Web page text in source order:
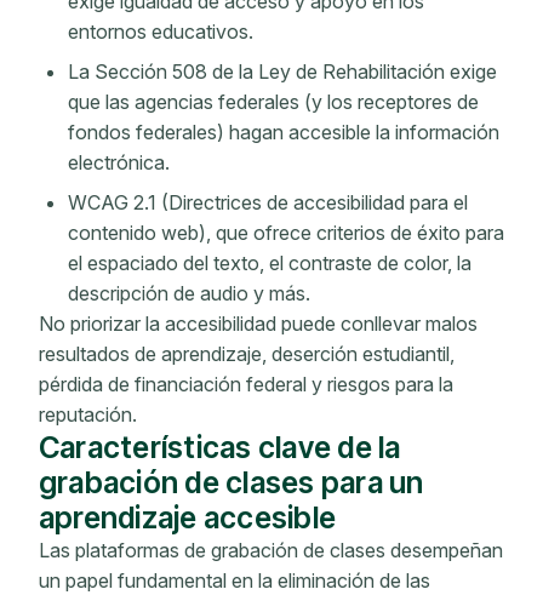
entornos educativos.
La Sección 508 de la Ley de Rehabilitación exige
que las agencias federales (y los receptores de
fondos federales) hagan accesible la información
electrónica.
WCAG 2.1 (Directrices de accesibilidad para el
contenido web), que ofrece criterios de éxito para
el espaciado del texto, el contraste de color, la
descripción de audio y más.
No priorizar la accesibilidad puede conllevar malos
resultados de aprendizaje, deserción estudiantil,
pérdida de financiación federal y riesgos para la
reputación.
Características clave de la
grabación de clases para un
aprendizaje accesible
Las plataformas de grabación de clases desempeñan
un papel fundamental en la eliminación de las